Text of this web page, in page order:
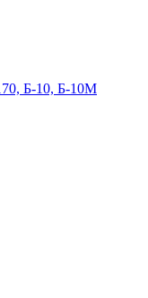
Б-10, Б-10М